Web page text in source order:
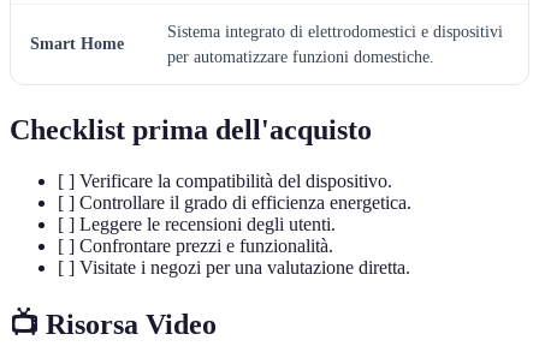
Smart Home
Sistema integrato di elettrodomestici e dispositivi
per automatizzare funzioni domestiche.
Checklist prima dell'acquisto
[ ] Verificare la compatibilità del dispositivo.
[ ] Controllare il grado di efficienza energetica.
[ ] Leggere le recensioni degli utenti.
[ ] Confrontare prezzi e funzionalità.
[ ] Visitate i negozi per una valutazione diretta.
📺 Risorsa Video